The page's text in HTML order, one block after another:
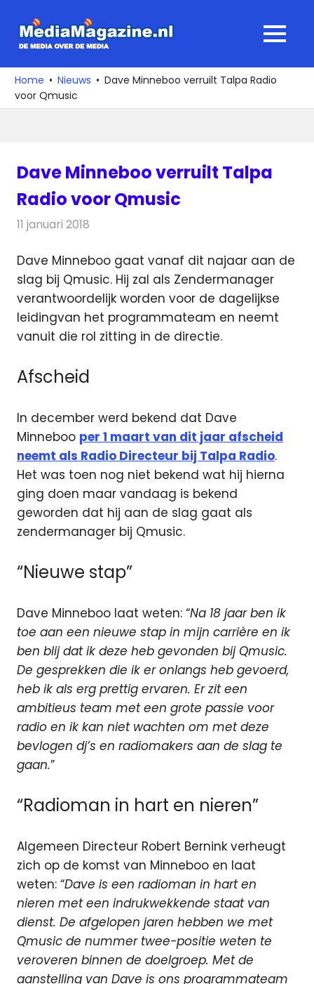
naar
media
over
de
MENU
Home Nieuws
Dave Minneboo verruilt Talpa Radio
voor Qmusic
Dave Minneboo verruilt Talpa
Radio voor Qmusic
11 januari 2018
Dave Minneboo gaat vanaf dit najaar aan de
slag bij Qmusic. Hij zal als Zendermanager
verantwoordelijk worden voor de dagelijkse
leidingvan het programmateam en neemt
vanuit die rol zitting in de directie.
Afscheid
In december werd bekend dat Dave
Minneboo per 1 maart van dit jaar afscheid
neemt als Radio Directeur bij Talpa Radio.
Het was toen nog niet bekend wat hij hierna
ging doen maar vandaag is bekend
geworden dat hij aan de slag gaat als
zendermanager bij Qmusic.
“Nieuwe stap”
Dave Minneboo laat weten: “Na 18 jaar ben ik
toe aan een nieuwe stap in mijn carrière en ik
ben blij dat ik deze heb gevonden bij Qmusic.
De gesprekken die ik er onlangs heb gevoerd,
heb ik als erg prettig ervaren. Er zit een
ambitieus team met een grote passie voor
radio en ik kan niet wachten om met deze
bevlogen dj’s en radiomakers aan de slag te
gaan.”
“Radioman in hart en nieren”
Algemeen Directeur Robert Bernink verheugt
zich op de komst van Minneboo en laat
weten: “Dave is een radioman in hart en
nieren met een indrukwekkende staat van
dienst. De afgelopen jaren hebben we met
Qmusic de nummer twee-positie weten te
veroveren binnen de doelgroep. Met de
aanstelling van Dave is ons programmateam